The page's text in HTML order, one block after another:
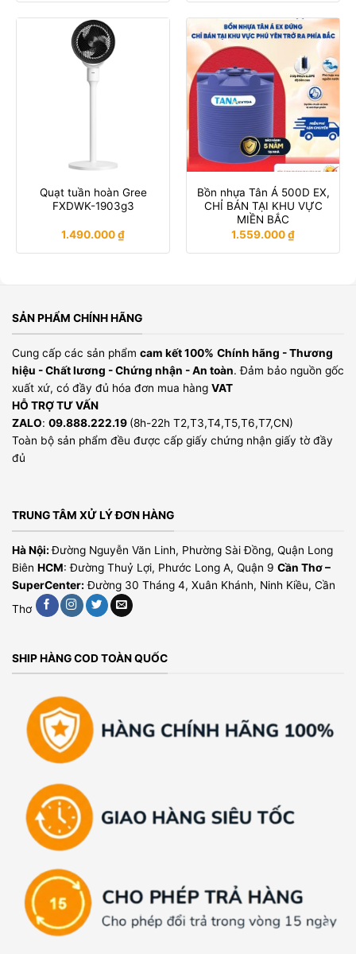
Quạt tuần hoàn Gree
FXDWK-1903g3
1.490.000₫
Bồn nhựa Tân Á 500D EX,
CHỈ BÁN TẠI KHU VỰC
MIỀN BẮC
1.559.000₫
SẢN PHẨM CHÍNH HÃNG
Cung cấp các sản phẩm cam kết 100% Chính hãng - Thương
hiệu - Chất lương - Chứng nhận - An toàn. Đảm bảo nguồn gốc
xuất xứ, có đầy đủ hóa đơn mua hàng VAT
HỖ TRỢ TƯ VẤN
ZALO: 09.888.222.19 (8h-22h T2,T3,T4,T5,T6,T7,CN)
Toàn bộ sản phẩm đều được cấp giấy chứng nhận giấy tờ đầy
đủ
TRUNG TÂM XỬ LÝ ĐƠN HÀNG
Hà Nội:Đường Nguyễn Văn Linh, Phường Sài Đồng, Quận Long
Biên HCM: Đường Thuỷ Lợi, Phước Long A, Quận 9 Cần Thơ –
SuperCenter: Đường 30 Tháng 4, Xuân Khánh, Ninh Kiều, Cần
Thơ
SHIP HÀNG COD TOÀN QUỐC